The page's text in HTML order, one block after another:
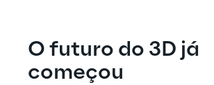
O futuro do 3D já
começou